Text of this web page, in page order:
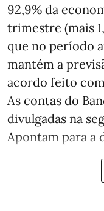
92,9% da
trimestre (mais
que no período
mantém a
acordo feito
As contas do
divulgadas na
Apontam para a